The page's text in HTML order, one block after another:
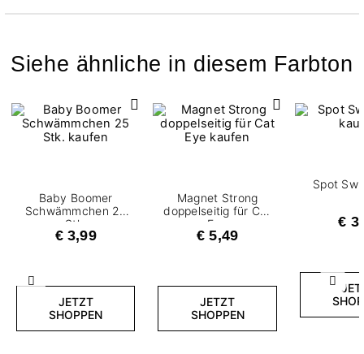
Siehe ähnliche in diesem Farbton
Zurück
Baby Boomer
Schwämmchen 25
Stk.
€ 3,99
JETZT
SHOPPEN
Magnet Strong
doppelseitig für Cat
Eye
€ 5,49
JETZT
SHOPPEN
Spot
€